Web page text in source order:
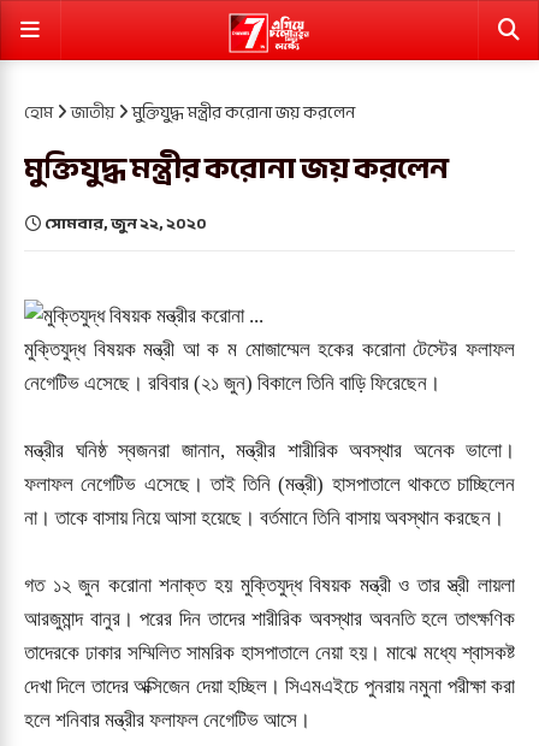
হোম জাতীয় মুক্তিযুদ্ধ মন্ত্রীর করোনা জয় করলেন
মুক্তিযুদ্ধ মন্ত্রীর করোনা জয় করলেন
সোমবার, জুন ২২, ২০২০
মুক্তিযুদ্ধ বিষয়ক মন্ত্রী আ ক ম মোজাম্মেল হকের করোনা টেস্টের ফলাফল
নেগেটিভ এসেছে। রবিবার (২১ জুন) বিকালে তিনি বাড়ি ফিরেছেন।
মন্ত্রীর ঘনিষ্ঠ স্বজনরা জানান, মন্ত্রীর শারীরিক অবস্থার অনেক ভালো।
ফলাফল নেগেটিভ এসেছে। তাই তিনি (মন্ত্রী) হাসপাতালে থাকতে চাচ্ছিলেন
না। তাকে বাসায় নিয়ে আসা হয়েছে। বর্তমানে তিনি বাসায় অবস্থান করছেন।
গত ১২ জুন করোনা শনাক্ত হয় মুক্তিযুদ্ধ বিষয়ক মন্ত্রী ও তার স্ত্রী লায়লা
আরজুমান্দ বানুর। পরের দিন তাদের শারীরিক অবস্থার অবনতি হলে তাৎক্ষণিক
তাদেরকে ঢাকার সম্মিলিত সামরিক হাসপাতালে নেয়া হয়। মাঝে মধ্যে শ্বাসকষ্ট
দেখা দিলে তাদের অক্সিজেন দেয়া হচ্ছিল। সিএমএইচে পুনরায় নমুনা পরীক্ষা করা
হলে শনিবার মন্ত্রীর ফলাফল নেগেটিভ আসে।